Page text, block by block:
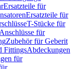
Ersatzteile für
Ersatzteile für
T-Stücke für
Anschlüsse für
Zubehör für Geberit
FittingsAbdeckungen
für